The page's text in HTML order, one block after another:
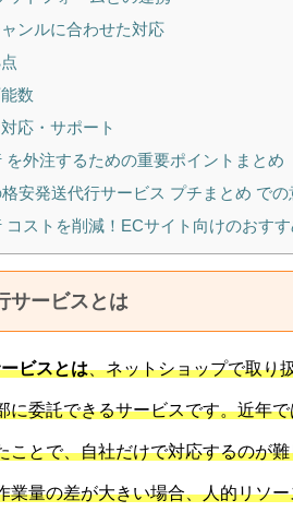
ンルに合わせた対応
数
応・サポート
を外注するための重要ポイントまとめ
安発送代行サービス プチまとめ で
コストを削減！ECサイト向けのおす
サービスとは
ビスとは、ネットショップで取り
に委託できるサービスです。近年
ことで、自社だけで対応するのが
業量の差が大きい場合、人的リソ